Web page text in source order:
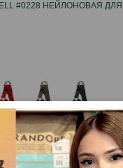
#0228 НЕЙЛОНОВАЯ